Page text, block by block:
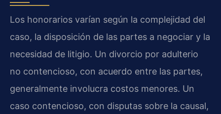
Los honorarios varían según la complejidad del
caso, la disposición de las partes a negociar y la
necesidad de litigio. Un divorcio por adulterio
no contencioso, con acuerdo entre las partes,
generalmente involucra costos menores. Un
caso contencioso, con disputas sobre la causal,